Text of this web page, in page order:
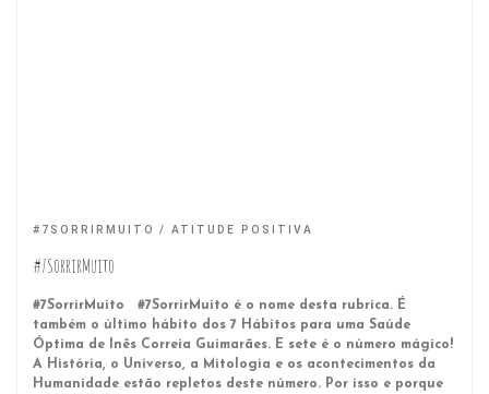
#7SORRIRMUITO ATITUDE POSITIVA
#7SorrirMuito
#7SorrirMuito #7SorrirMuito é o nome desta rubrica. É
também o último hábito dos 7 Hábitos para uma Saúde
Óptima de Inês Correia Guimarães. E sete é o número mágico!
A História, o Universo, a Mitologia e os acontecimentos da
Humanidade estão repletos deste número. Por isso e porque